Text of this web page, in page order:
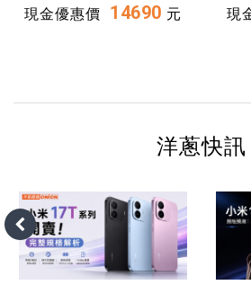
現金優惠價
14690 元
現
洋蔥快訊